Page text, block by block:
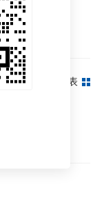
返回列表